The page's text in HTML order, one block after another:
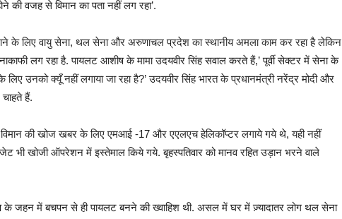
की वजह से विमान का पता नहीं लग रहा’.
के लिए वायु सेना, थल सेना और अरुणाचल प्रदेश का स्थानीय अमला काम कर रहा है लेकिन
लग रहा है. पायलट आशीष के मामा उदयवीर सिंह सवाल करते हैं,’ पूर्वी सेक्टर में सेना के
उनको क्यूँ नहीं लगाया जा रहा है?’ उदयवीर सिंह भारत के प्रधानमंत्री नरेंद्र मोदी और
चाहते हैं.
विमान की खोज खबर के लिए एमआई -17 और एएलएच हेलिकॉप्टर लगाये गये थे, यही नहीं
खोजी ऑपरेशन में इस्तेमाल किये गये. बृहस्पतिवार को मानव रहित उड़ान भरने वाले
के जहन में बचपन से ही पायलट बनने की ख्वाहिश थी. असल में घर में ज़्यादातर लोग थल सेना